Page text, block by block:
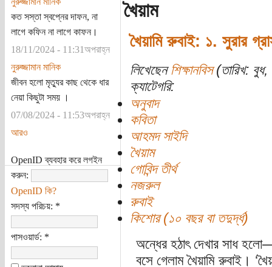
কত সস্তা স্বপ্নের দাফন, না
লাগে কফিন না লাগে কাফন।
18/11/2024 - 11:31অপরাহ্ন
নুরুজ্জামান মানিক
জীবন হলো মৃত্যুর কাছ থেকে ধার
নেয়া কিছুটা সময় ।
07/08/2024 - 11:53অপরাহ্ন
আরও
OpenID ব্যবহার করে লগইন
করুন:
OpenID কি?
সদস্য পরিচয়: *
পাসওয়ার্ড: *
খৈয়াম
খৈয়ামি রুবাই: ১. সুরার
লিখেছেন শিক্ষানবিস(তারিখ: বুধ,
ক্যাটেগরি:
অনুবাদ
কবিতা
আহমদ সাইদি
খৈয়াম
গোবিন্দ তীর্থ
নজরুল
রুবাই
কিশোর (১০ বছর বা তদুর্দ্ধ)
অন্ধের হঠাৎ দেখার সাধ
বসে গেলাম খৈয়ামি রুবাই।